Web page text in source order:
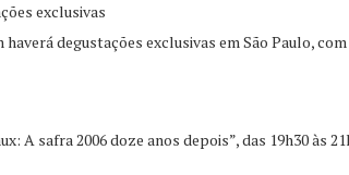
exclusivas
haverá degustações exclusivas em São Paulo,
A safra 2006 doze anos depois”, das 19h30 às